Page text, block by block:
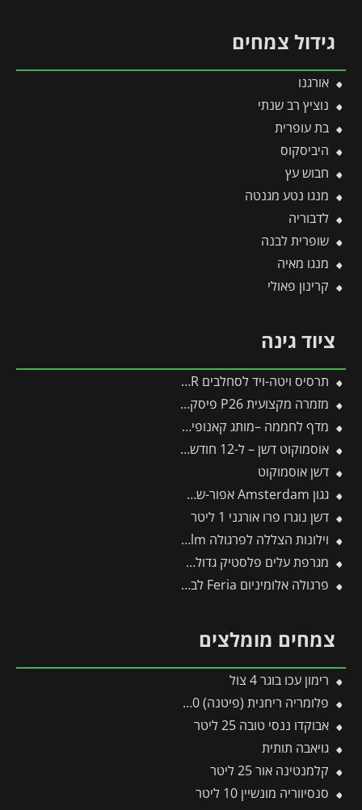
גידול צמחים
אורגנו
נוציץ רב שנתי
בת עופרית
היביסקוס
חבוש עץ
מנגו נטע מגנטה
לדבוריה
שופרית לבנה
מנגו מאיה
קרינון פאולי
ציוד גינה
תרסיס ויטה-ויד לסחלבים FLOWER
מזמרה מקצועית P26 פיסקארס
מדף לחממה –מותג קאנופיה 10 יח'
אוסמוקוט דשן – ל-12 חודשים – 1 ק"ג
דשן אוסמוקוט
גגון Amsterdam אפור-שקוף 1.4X6.7 מבית פלרם – Canopia
דשן נוגרו פרו אורגני 1 ליטר
וילונות הצללה לפרגולה 3.4X8.1 Stockholm מבית פלרם – Canopia
מגרפת עלים פלסטיק גדולה לכלים מתחלפים פיסקארס
פרגולה אלומיניום Feria לבנה 3X10.4 מבית פלרם – Canopia
צמחים מומלצים
רימון עכו בוגר 4 צול
פלומריה ריחנית (פיטנה) 50 ליטר
אבוקדו ננסי טובה 25 ליטר
גויאבה תותית
קלמנטינה אור 25 ליטר
סנסיווריה מונשיין 10 ליטר